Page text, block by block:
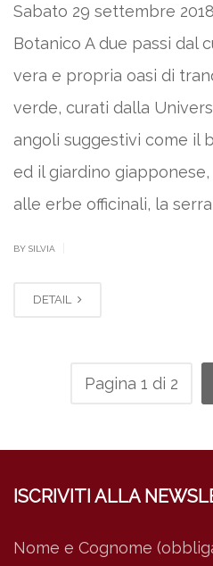
Sabato 29 settembre
Botanico A due passi dal
vera e propria oasi di
verde, curati dalla
angoli suggestivi come il
ed il giardino
alle erbe officinali, la
BY SILVIA
DETAIL
Pagina 1 di 2
ISCRIVITI ALLA
Nome e Cognome